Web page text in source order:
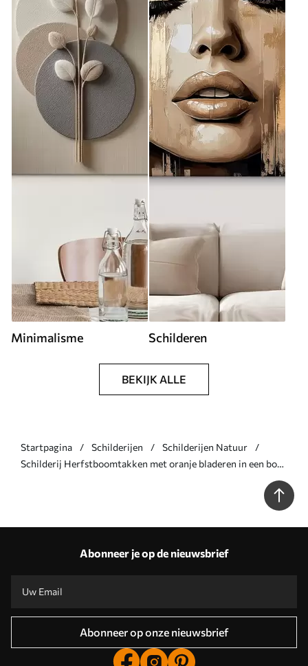
Minimalisme Schilderen
BEKIJK ALLE
Startpagina Schilderijen
Schilderijen Natuur
Schilderij Herfstboomtakken met oranje bladeren in een bos
Abonneer je op de nieuwsbrief
Abonneer op onze nieuwsbrief